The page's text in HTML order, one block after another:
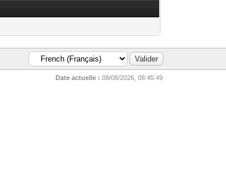
Date actuelle : 08/08/2026, 08:45:49